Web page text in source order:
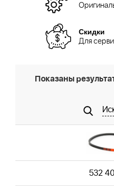
Скидки
Для
Показаны
532